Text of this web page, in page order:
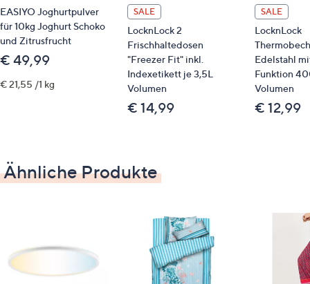
praktische One-Touch Bedienung für einfaches
Ausgießen
ergonomisch gebogener, rutschfester Griff für
Verriegelungsmechanismus mit Ein-Knopf-
System und Halterung
runde, zylindrische Form
ca. 130 x 290 mm
Edelstahl (STS304), Polypropylen (PP),
thermoplastisches Elastomer (TPE)
EASIYO Joghurtpulver
für 10kg Joghurt Schoko
und Zitrusfrucht
€ 49,99
€ 21,55 /1 kg
SALE
LocknLock 2
Frischhaltedosen
"Freezer Fit" inkl.
Indexetikett je 3,5L
Volumen
€ 14,99
SALE
LocknLock
Edelstahl
Funktion
Volumen
€ 12,99
Ähnliche Produkte